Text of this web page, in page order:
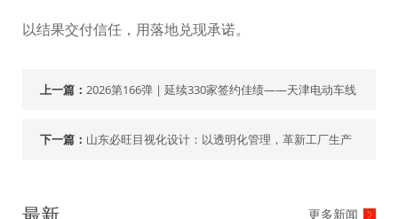
以结果交付信任，用落地兑现承诺。
上一篇： 2026第166弹 | 延续330家签约佳绩——天津电动车线
下一篇： 山东必旺目视化设计：以透明化管理，革新工厂生产
更多新闻